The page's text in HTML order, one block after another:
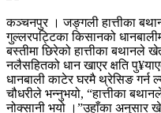
कञ्चनपुर । जङ्गली हात्तीका
गुल्लरपट्टिका किसानको
बस्तीमा छिरेको हात्तीका बथानले
नलैसहितको धान खाएर क्षति
धानबाली काटेर घरमै थ्रेसिङ गर्न
चौधरीले भन्नुभयो, “हात्तीका
नोक्सानी भयो ।”उहाँका अनुसार